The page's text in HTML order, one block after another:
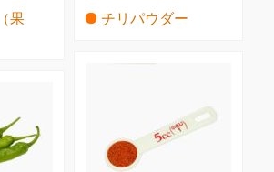
果
チリパウダー